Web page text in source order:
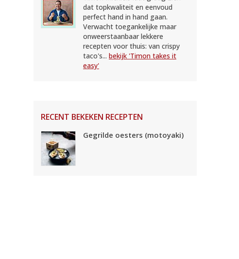
dat topkwaliteit en eenvoud
perfect hand in hand gaan.
Verwacht toegankelijke maar
onweerstaanbaar lekkere
recepten voor thuis: van crispy
taco's... bekijk 'Timon takes it
easy'
RECENT BEKEKEN RECEPTEN
Gegrilde oesters (motoyaki)